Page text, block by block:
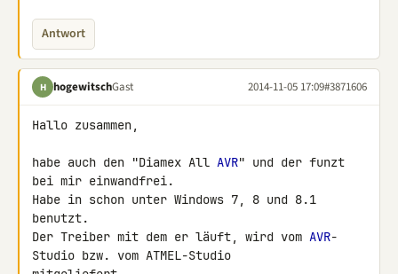
Antwort
H hogewitschGast 2014-11-05 17:09#3871606
Hallo zusammen,
habe auch den "Diamex All AVR" und der funzt
bei mir einwandfrei.
Habe in schon unter Windows 7, 8 und 8.1
benutzt.
Der Treiber mit dem er läuft, wird vom AVR-
Studio bzw. vom ATMEL-Studio